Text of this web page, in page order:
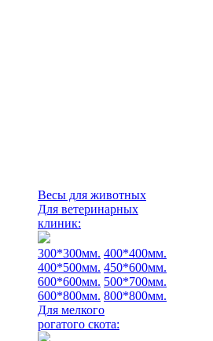
Весы для животных
Для ветеринарных
клиник:
300*300мм. 400*400мм.
400*500мм. 450*600мм.
600*600мм. 500*700мм.
600*800мм. 800*800мм.
Для мелкого
рогатого скота: